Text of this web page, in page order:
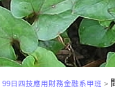
99日四技應用財務金融系甲班 >